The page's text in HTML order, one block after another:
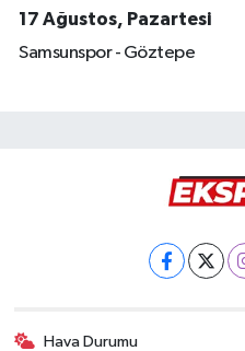
17 Ağustos, Pazartesi
Samsunspor - Göztepe
Hava Durumu